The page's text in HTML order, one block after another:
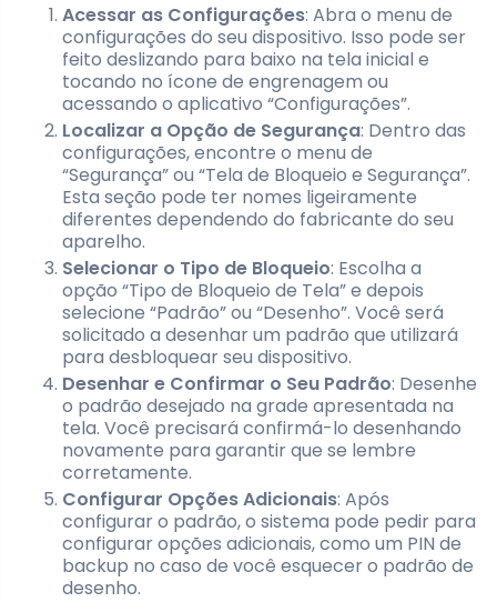
Acessar as Configurações: Abra o menu de
configurações do seu dispositivo. Isso pode ser
feito deslizando para baixo na tela inicial e
tocando no ícone de engrenagem ou
acessando o aplicativo “Configurações”.
Localizar a Opção de Segurança: Dentro das
configurações, encontre o menu de
“Segurança” ou “Tela de Bloqueio e Segurança”.
Esta seção pode ter nomes ligeiramente
diferentes dependendo do fabricante do seu
aparelho.
Selecionar o Tipo de Bloqueio: Escolha a
opção “Tipo de Bloqueio de Tela” e depois
selecione “Padrão” ou “Desenho”. Você será
solicitado a desenhar um padrão que utilizará
para desbloquear seu dispositivo.
Desenhar e Confirmar o Seu Padrão: Desenhe
o padrão desejado na grade apresentada na
tela. Você precisará confirmá-lo desenhando
novamente para garantir que se lembre
corretamente.
Configurar Opções Adicionais: Após
configurar o padrão, o sistema pode pedir para
configurar opções adicionais, como um PIN de
backup no caso de você esquecer o padrão de
desenho.